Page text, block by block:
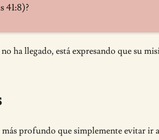
41:8)?
ha llegado, está expresando que su
profundo que simplemente evitar ir